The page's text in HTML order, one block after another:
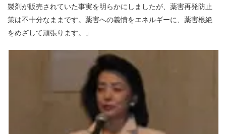
製剤が販売されていた事実を明らかにしましたが、薬害再発防止
策は不十分なままです。薬害への義憤をエネルギーに、薬害根絶
をめざして頑張ります。」